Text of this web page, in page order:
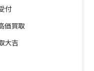
付
価買取
大吉